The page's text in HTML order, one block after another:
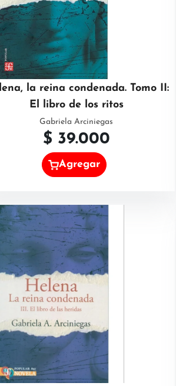
la reina condenada. Tomo II:
El libro de los ritos
Gabriela Arciniegas
$ 39.000
Agregar